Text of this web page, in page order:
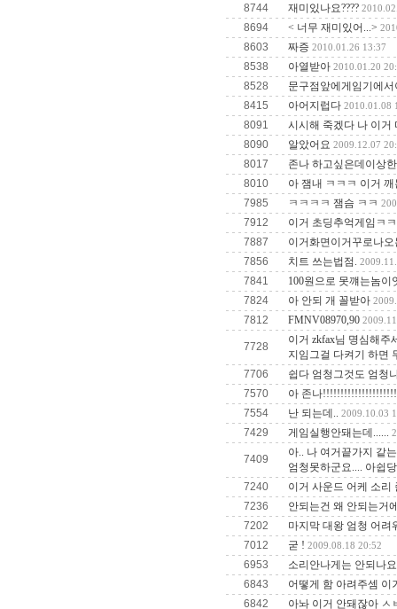
8744
재미있나요????
8694 < 너무 재미있어...>
8603 짜증 2010.01.26 13:37
8538 아열받아 2010.01.20
8528
문구점앞에게임기에
8415
아어지럽다 2010.01.08
8091
시시해 죽겠다 나 이거
8090
알았어요 2009.12.07
8017
존나 하고싶은데이상
8010
아 잼내 ㅋㅋㅋ 이거
7985
ㅋㅋㅋㅋ 잼슴 ㅋㅋ
7912
이거 초딩추억게임ㅋ
7887
이거화면이거꾸로나
7856
치트 쓰는법점.
7841
100원으로 못꺠는놈이
7824
아 안되 개 꼴받아
7812 FMNV08970,90
7728
이거 zkfax님 명심해주
지임그걸 다켜기 하면
7706
쉽다 엄청그것도 엄청
7570
아 존나
7554
난 되는데.. 2009.10.03
7429 게임실행안돼는데......
7409
아.. 나 여거끝가지 같
엄청못하군요.... 아쉽
7240
이거 사운드 어케 소리
7236
안되는건 왜 안되는거
7202
마지막 대왕 엄청 어려
7012
굳 ! 2009.08.18 20:52
6953
소리안나게는 안되나요
6843
어떻게 함 아려주셈 이
6842
아놔 이거 안돼잖아 ㅅ